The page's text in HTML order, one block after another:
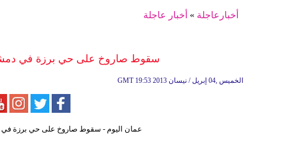
أخبارعاجلة » أخبار عاجلة
سقوط صاروخ على حي برزة في
GMT 19:53 2013 الخميس ,04 إبريل / نيسان